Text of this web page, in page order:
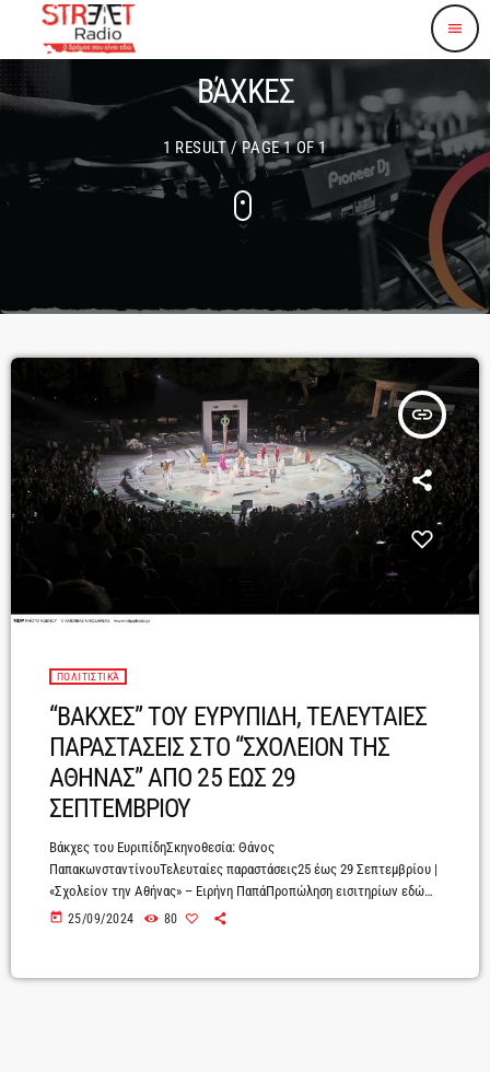
menu
ΒΆΧΚΕΣ
1 RESULT / PAGE 1 OF 1
insert_link
ΠΟΛΙΤΙΣΤΙΚΆ
“ΒΑΚΧΕΣ” ΤΟΥ ΕΥΡΥΠΙΔΗ, ΤΕΛΕΥΤΑΙΕΣ
ΠΑΡΑΣΤΑΣΕΙΣ ΣΤΟ “ΣΧΟΛΕΙΟΝ ΤΗΣ
ΑΘΗΝΑΣ” ΑΠΟ 25 ΕΩΣ 29
ΣΕΠΤΕΜΒΡΙΟΥ
Βάκχες του ΕυριπίδηΣκηνοθεσία: Θάνος
ΠαπακωνσταντίνουΤελευταίες παραστάσεις25 έως 29 Σεπτεμβρίου |
«Σχολείον την Αθήνας» – Ειρήνη ΠαπάΠροπώληση εισιτηρίων εδώΟι
Βάκχες του Ευριπίδη, η τραγωδία του μυστικισμού, της έκστασης και
Κύπρο, με πέντε τελευταίες παραστάσεις, από τις 25 έως τις 29
today 25/09/2024 80